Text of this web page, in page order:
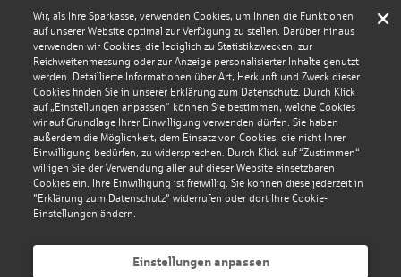
Wir, als Ihre Sparkasse, verwenden Cookies, um Ihnen die Funktionen
auf unserer Website optimal zur Verfügung zu stellen. Darüber hinaus
verwenden wir Cookies, die lediglich zu Statistikzwecken, zur
Reichweitenmessung oder zur Anzeige personalisierter Inhalte genutzt
werden. Detaillierte Informationen über Art, Herkunft und Zweck dieser
Cookies finden Sie in unserer Erklärung zum Datenschutz. Durch Klick
auf „Einstellungen anpassen“ können Sie bestimmen, welche Cookies
wir auf Grundlage Ihrer Einwilligung verwenden dürfen. Sie haben
außerdem die Möglichkeit, dem Einsatz von Cookies, die nicht Ihrer
Einwilligung bedürfen, zu widersprechen. Durch Klick auf “Zustimmen“
willigen Sie der Verwendung aller auf dieser Website einsetzbaren
Cookies ein. Ihre Einwilligung ist freiwillig. Sie können diese jederzeit in
"Erklärung zum Datenschutz" widerrufen oder dort Ihre Cookie-
Einstellungen ändern.
Einstellungen anpassen